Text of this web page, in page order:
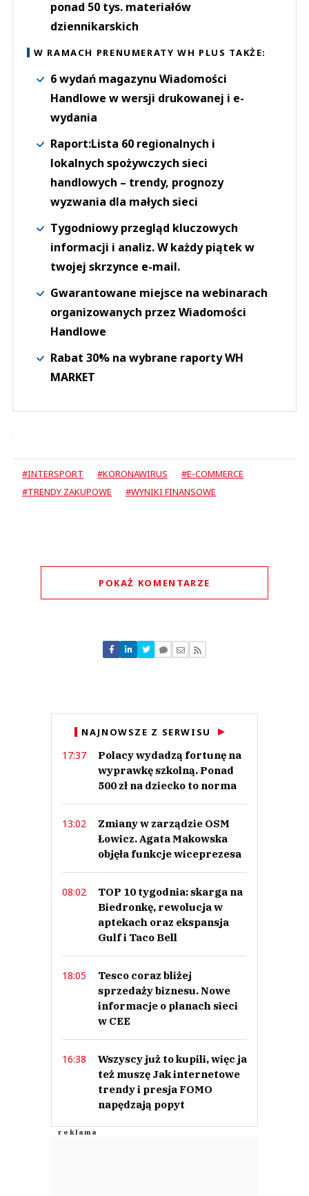
ponad 50 tys. materiałów
dziennikarskich
W RAMACH PRENUMERATY WH PLUS TAKŻE:
6 wydań magazynu Wiadomości
Handlowe w wersji drukowanej i e-
wydania
Raport:Lista 60 regionalnych i
lokalnych spożywczych sieci
handlowych – trendy, prognozy
wyzwania dla małych sieci
Tygodniowy przegląd kluczowych
informacji i analiz. W każdy piątek w
twojej skrzynce e-mail.
Gwarantowane miejsce na webinarach
organizowanych przez Wiadomości
Handlowe
Rabat 30% na wybrane raporty WH
MARKET
#INTERSPORT #KORONAWIRUS
#E-COMMERCE
#TRENDY ZAKUPOWE
#WYNIKI FINANSOWE
POKAŻ KOMENTARZE
Nie znaleziono komentarzy
Zostaw swoje komentarze
NAJNOWSZE Z SERWISU
17:37
Polacy wydadzą fortunę na
wyprawkę szkolną. Ponad
500 zł na dziecko to norma
13:02
Zmiany w zarządzie OSM
Łowicz. Agata Makowska
objęła funkcje wiceprezesa
08:02
TOP 10 tygodnia: skarga na
Biedronkę, rewolucja w
aptekach oraz ekspansja
Gulf i Taco Bell
18:05
Tesco coraz bliżej
sprzedaży biznesu. Nowe
informacje o planach sieci
w CEE
16:38
Wszyscy już to kupili, więc ja
też muszę Jak internetowe
trendy i presja FOMO
napędzają popyt